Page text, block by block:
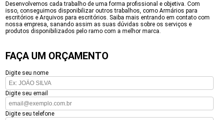
Desenvolvemos cada trabalho de uma forma profissional e objetiva. Com
isso, conseguimos disponibilizar outros trabalhos, como Armários para
escritórios e Arquivos para escritórios. Saiba mais entrando em contato com
nossa empresa, sanando assim as suas dúvidas sobre os serviços e
produtos disponibilizados pelo ramo com a melhor marca.
FAÇA UM ORÇAMENTO
Digite seu nome
Digite seu email
Digite seu telefone